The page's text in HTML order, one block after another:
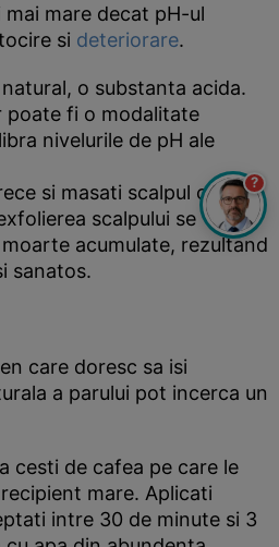
mai mare decat pH-ul
si deteriorare.
o substanta acida.
poate fi o modalitate
nivelurile de pH ale
si masati scalpul cu
scalpului se
acumulate, rezultand
sanatos.
care doresc sa isi
a parului pot incerca un
cesti de cafea pe care le
mare. Aplicati
intre 30 de minute si 3
?